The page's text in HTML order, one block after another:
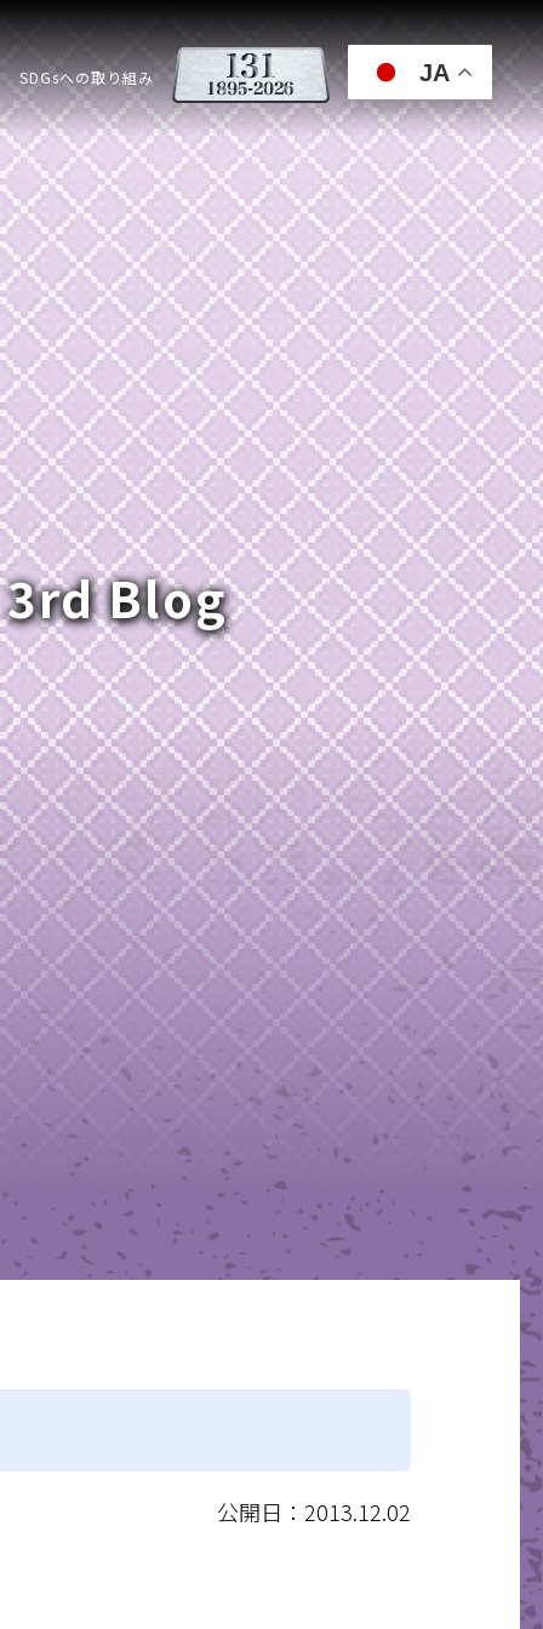
Blog
SDGsへの取り組み JA
公開日：2013.12.02